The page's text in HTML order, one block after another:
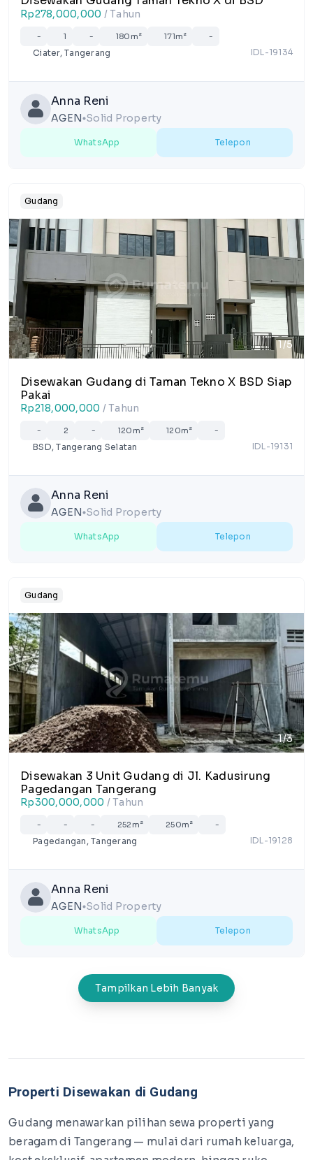
Rp278,000,000 / Tahun
- 1 - 180m² 171m² -
Ciater, Tangerang IDL-19134
Anna Reni
AGEN lens Solid Property
WhatsApp Telepon
Gudang
1/5
Disewakan Gudang di Taman Tekno X BSD Siap
Pakai
Rp218,000,000 / Tahun
- 2 - 120m² 120m² -
BSD, Tangerang Selatan IDL-19131
Anna Reni
AGEN lens Solid Property
WhatsApp Telepon
Gudang
1/3
Disewakan 3 Unit Gudang di Jl. Kadusirung
Pagedangan Tangerang
Rp300,000,000 / Tahun
- - - 252m² 250m² -
Pagedangan, Tangerang IDL-19128
Anna Reni
AGEN lens Solid Property
WhatsApp Telepon
Tampilkan Lebih Banyak
Properti Disewakan di Gudang
Gudang menawarkan pilihan sewa properti yang
beragam di Tangerang — mulai dari rumah keluarga,